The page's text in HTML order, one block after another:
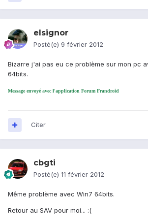
elsignor
Posté(e) 9 février 2012
Bizarre j'ai pas eu ce problème sur mon pc
64bits.
Message envoyé avec l'application Forum Frandroid
Citer
cbgti
Posté(e) 11 février 2012
Même problème avec Win7 64bits.
Retour au SAV pour moi... :(